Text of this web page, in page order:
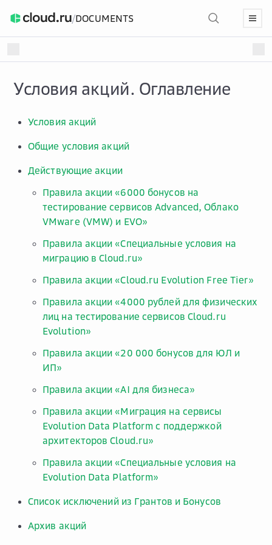
/DOCUMENTS
Условия акций. Оглавление
Условия акций
Общие условия акций
Действующие акции
Правила акции «6000 бонусов на
тестирование сервисов Advanced, Облако
VMware (VMW) и EVO»
Правила акции «Специальные условия на
миграцию в Cloud.ru»
Правила акции «Cloud.ru Evolution Free Tier»
Правила акции «4000 рублей для физических
лиц на тестирование сервисов Cloud.ru
Evolution»
Правила акции «20 000 бонусов для ЮЛ и
ИП»
Правила акции «AI для бизнеса»
Правила акции «Миграция на сервисы
Evolution Data Platform с поддержкой
архитекторов Cloud.ru»
Правила акции «Специальные условия на
Evolution Data Platform»
Список исключений из Грантов и Бонусов
Архив акций